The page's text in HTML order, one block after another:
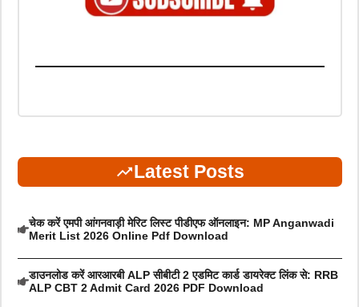
Latest Posts
चेक करें एमपी आंगनवाड़ी मेरिट लिस्ट पीडीएफ ऑनलाइन: MP Anganwadi
Merit List 2026 Online Pdf Download
डाउनलोड करें आरआरबी ALP सीबीटी 2 एडमिट कार्ड डायरेक्ट लिंक से: RRB
ALP CBT 2 Admit Card 2026 PDF Download